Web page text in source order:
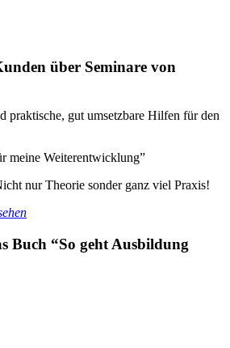
über Seminare von
praktische, gut umsetzbare Hilfen für den
meine Weiterentwicklung”
nur Theorie sonder ganz viel Praxis!
Buch “So geht Ausbildung